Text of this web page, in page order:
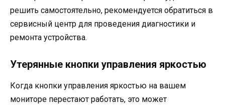
решить самостоятельно, рекомендуется обратиться в
сервисный центр для проведения диагностики и
ремонта устройства.
Утерянные кнопки управления яркостью
Когда кнопки управления яркостью на вашем
мониторе перестают работать, это может